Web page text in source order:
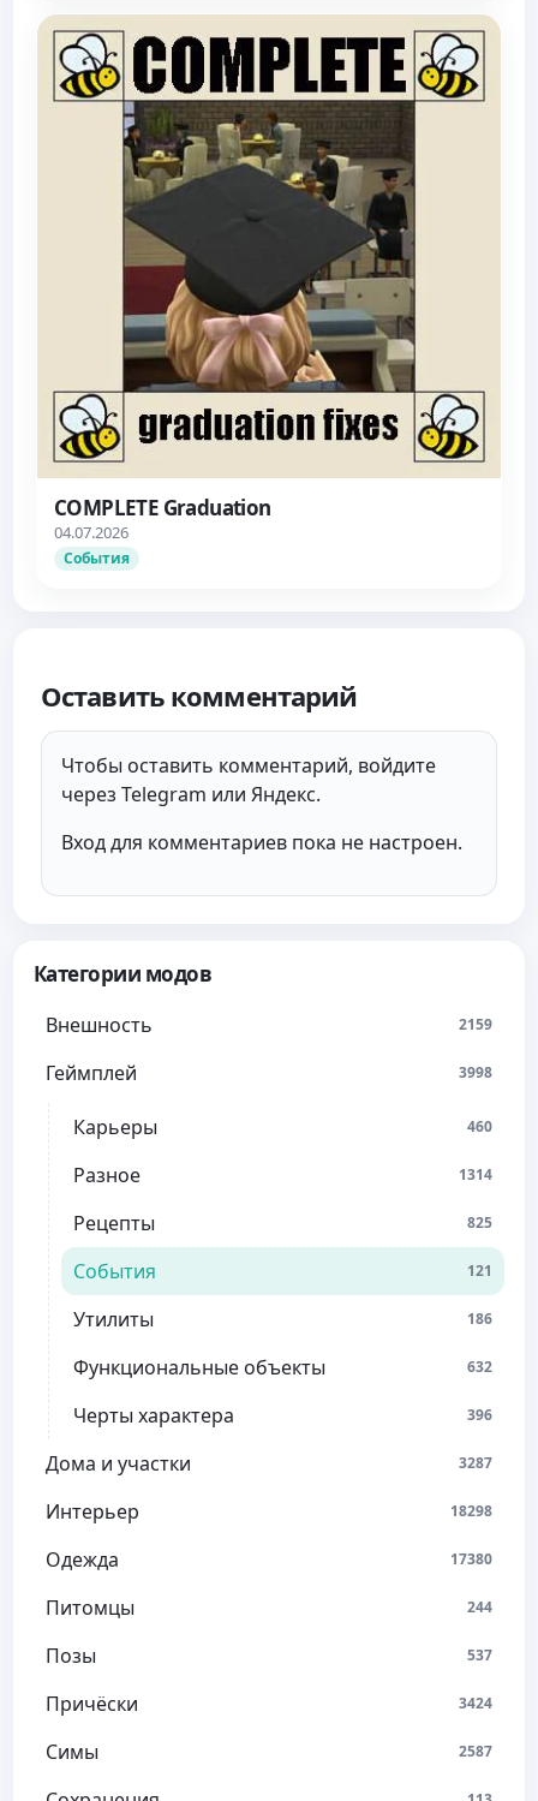
Категории модов
Внешность 2159
Геймплей 3998
Карьеры 460
Разное 1314
Рецепты 825
События 121
Утилиты 186
Функциональные объекты 632
Черты характера 396
Дома и участки 3287
Интерьер 18298
Одежда 17380
Питомцы 244
Позы 537
Причёски 3424
Симы 2587
COMPLETE Graduation
04.07.2026
События
Оставить комментарий
Чтобы оставить комментарий, войдите
через Telegram или Яндекс.
Вход для комментариев пока не настроен.